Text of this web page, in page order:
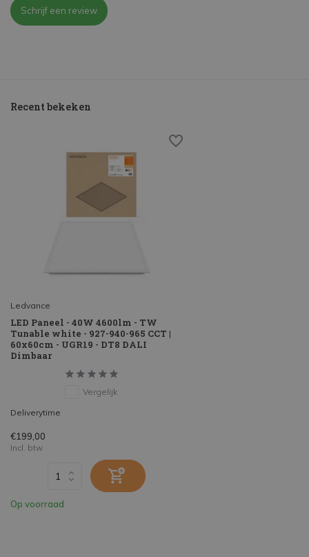
Schrijf een review
Recent bekeken
Ledvance
LED Paneel - 40W 4600lm - TW
Tunable white - 927-940-965 CCT |
60x60cm - UGR19 - DT8 DALI
Dimbaar
Vergelijk
Deliverytime
€199,00
Incl. btw
Op voorraad